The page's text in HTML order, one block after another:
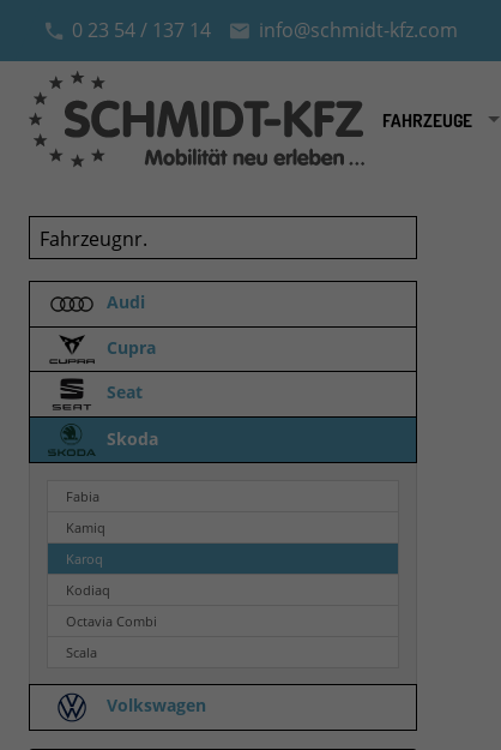
0 23 54 / 137 14 info@schmidt-kfz.com
FAHRZEUGE
Fahrzeugnr.
Audi
Cupra
Seat
Skoda
Fabia
Kamiq
Karoq
Kodiaq
Octavia Combi
Scala
Volkswagen